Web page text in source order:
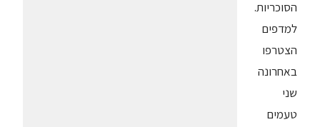
הסוכריות.
למדפים
הצטרפו
באחרונה
שני
טעמים